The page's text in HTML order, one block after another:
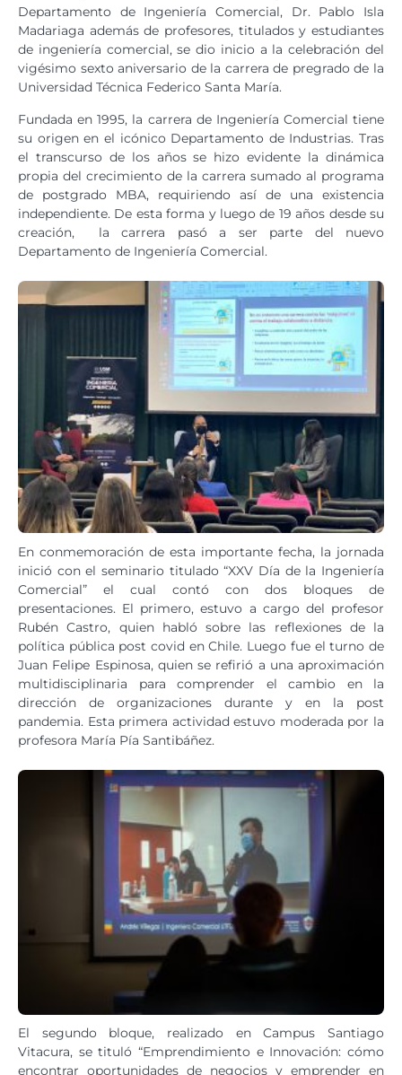
Departamento de Ingeniería Comercial, Dr. Pablo Isla
Madariaga además de profesores, titulados y estudiantes
de ingeniería comercial, se dio inicio a la celebración del
vigésimo sexto aniversario de la carrera de pregrado de la
Universidad Técnica Federico Santa María.
Fundada en 1995, la carrera de Ingeniería Comercial tiene
su origen en el icónico Departamento de Industrias. Tras
el transcurso de los años se hizo evidente la dinámica
propia del crecimiento de la carrera sumado al programa
de postgrado MBA, requiriendo así de una existencia
independiente. De esta forma y luego de 19 años desde su
creación, la carrera pasó a ser parte del nuevo
Departamento de Ingeniería Comercial.
En conmemoración de esta importante fecha, la jornada
inició con el seminario titulado “XXV Día de la Ingeniería
Comercial” el cual contó con dos bloques de
presentaciones. El primero, estuvo a cargo del profesor
Rubén Castro, quien habló sobre las reflexiones de la
política pública post covid en Chile. Luego fue el turno de
Juan Felipe Espinosa, quien se refirió a una aproximación
multidisciplinaria para comprender el cambio en la
dirección de organizaciones durante y en la post
pandemia. Esta primera actividad estuvo moderada por la
profesora María Pía Santibáñez.
El segundo bloque, realizado en Campus Santiago
Vitacura, se tituló “Emprendimiento e Innovación: cómo
encontrar oportunidades de negocios y emprender en